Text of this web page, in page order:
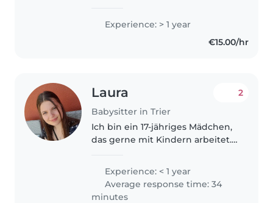
Umgang mit Kindern hat. Es
macht mir Spaß, Zeit mit ihnen
zu verbringen, gemeinsam zu
Experience: > 1 year
€15.00/hr
Laura
Babysitter in Trier
2
Ich bin ein 17-jähriges Mädchen,
das gerne mit Kindern arbeitet.
Berufserfahrung als Babysitterin
habe, bin ich kreativ, fürsorglich
und freundlich im Umgang..
Experience: < 1 year
Average response time: 34
minutes